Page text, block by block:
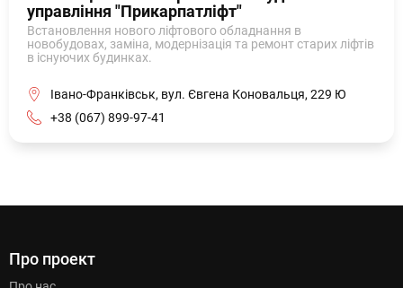
управління "Прикарпатліфт"
Встановлення нового ліфтового обладнання в
новобудовах, заміна, модернізація та ремонт старих ліфтів
в існуючих будинках.
Івано-Франківськ, вул. Євгена Коновальця, 229 Ю
+38 (067) 899-97-41
Про проект